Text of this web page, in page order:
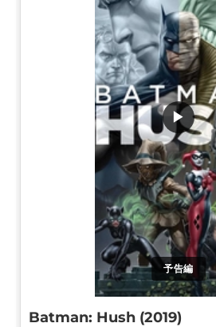
予告編
▶
Batman: Hush (2019)